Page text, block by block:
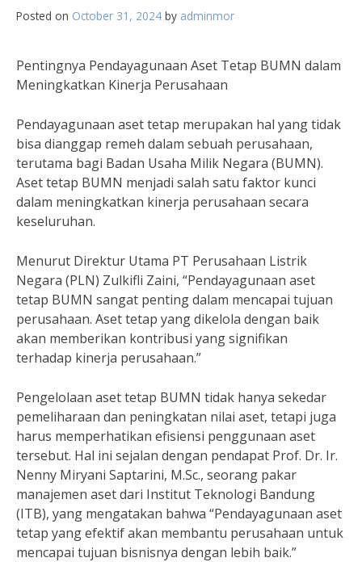
Posted on October 31, 2024 by adminmor
Pentingnya Pendayagunaan Aset Tetap BUMN dalam
Meningkatkan Kinerja Perusahaan
Pendayagunaan aset tetap merupakan hal yang tidak
bisa dianggap remeh dalam sebuah perusahaan,
terutama bagi Badan Usaha Milik Negara (BUMN).
Aset tetap BUMN menjadi salah satu faktor kunci
dalam meningkatkan kinerja perusahaan secara
keseluruhan.
Menurut Direktur Utama PT Perusahaan Listrik
Negara (PLN) Zulkifli Zaini, “Pendayagunaan aset
tetap BUMN sangat penting dalam mencapai tujuan
perusahaan. Aset tetap yang dikelola dengan baik
akan memberikan kontribusi yang signifikan
terhadap kinerja perusahaan.”
Pengelolaan aset tetap BUMN tidak hanya sekedar
pemeliharaan dan peningkatan nilai aset, tetapi juga
harus memperhatikan efisiensi penggunaan aset
tersebut. Hal ini sejalan dengan pendapat Prof. Dr. Ir.
Nenny Miryani Saptarini, M.Sc., seorang pakar
manajemen aset dari Institut Teknologi Bandung
(ITB), yang mengatakan bahwa “Pendayagunaan aset
tetap yang efektif akan membantu perusahaan untuk
mencapai tujuan bisnisnya dengan lebih baik.”